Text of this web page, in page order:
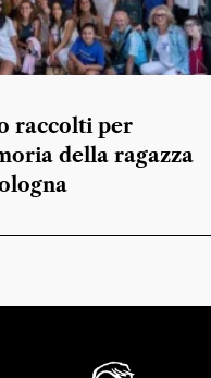
raccolti per
della ragazza